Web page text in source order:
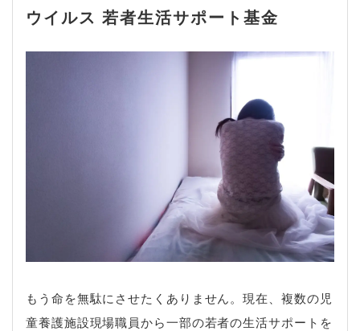
ウイルス 若者生活サポート基金
もう命を無駄にさせたくありません。現在、複数の児
童養護施設現場職員から一部の若者の生活サポートを